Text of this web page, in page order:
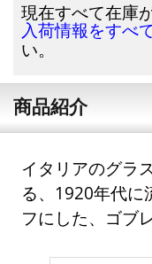
現在すべて在庫
入荷情報をすべ
い。
商品紹介
イタリアのグラ
る、1920年代に
フにした、ゴブ